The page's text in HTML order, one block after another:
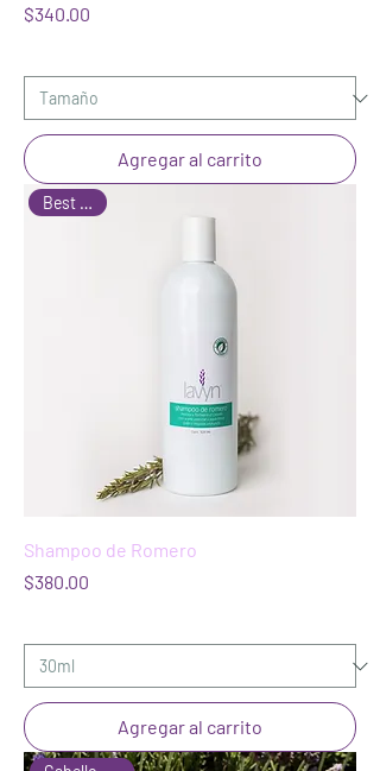
Precio
$340.00
Agregar al carrito
Best Seller
Shampoo de Romero
Precio
$380.00
Agregar al carrito